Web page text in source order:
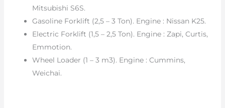
Mitsubishi S6S.
Gasoline Forklift (2,5 – 3 Ton). Engine : Nissan K25.
Electric Forklift (1,5 – 2,5 Ton). Engine : Zapi, Curtis,
Emmotion.
Wheel Loader (1 – 3 m3). Engine : Cummins,
Weichai.